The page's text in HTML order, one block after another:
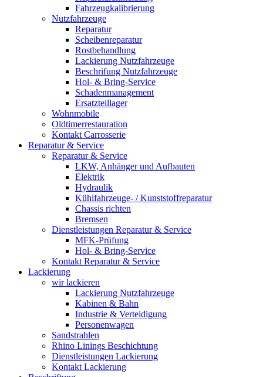
Fahrzeugkalibrierung
Nutzfahrzeuge
Reparatur
Scheibenreparatur
Rostbehandlung
Lackierung Nutzfahrzeuge
Beschrifung Nutzfahrzeuge
Hol- & Bring-Service
Schadenmanagement
Ersatzteillager
Wohnmobile
Oldtimerrestauration
Kontakt Carrosserie
Reparatur & Service
Reparatur & Service
LKW, Anhänger und Aufbauten
Elektrik
Hydraulik
Kühlfahrzeuge- / Kunststoffreparatur
Chassis richten
Bremsen
Dienstleistungen Reparatur & Service
MFK-Prüfung
Hol- & Bring-Service
Kontakt Reparatur & Service
Lackierung
wir lackieren
Lackierung Nutzfahrzeuge
Kabinen & Bahn
Industrie & Verteidigung
Personenwagen
Sandstrahlen
Rhino Linings Beschichtung
Dienstleistungen Lackierung
Kontakt Lackierung